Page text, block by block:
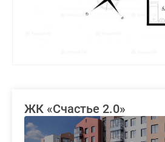
ЖК «Счастье 2.0»